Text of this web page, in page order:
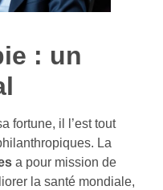
: un
fortune, il l’est tout
La
a pour mission de
la santé mondiale,